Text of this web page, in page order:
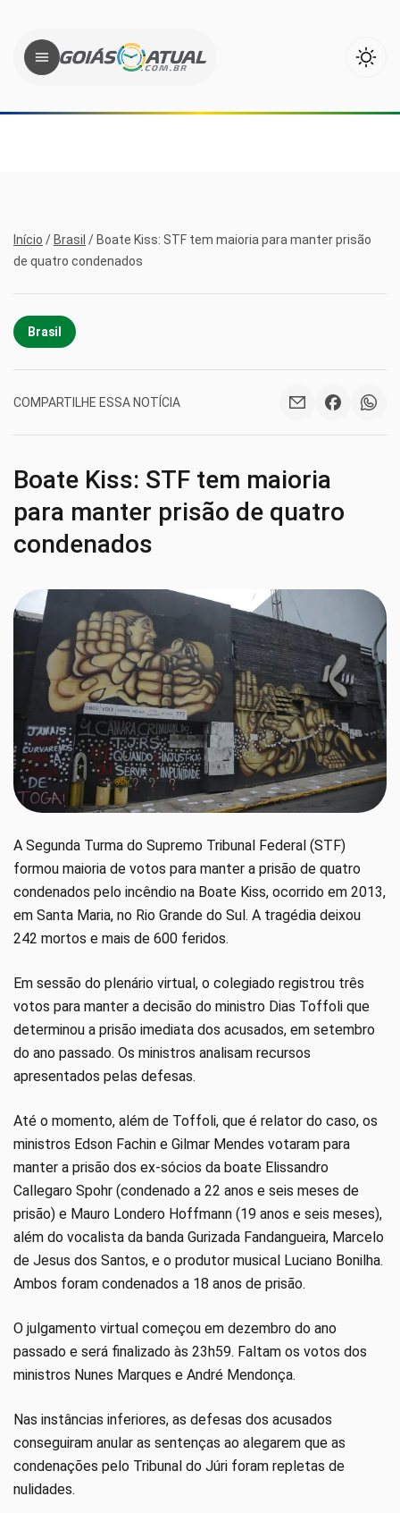
Início / Brasil / Boate Kiss: STF tem maioria para manter prisão
de quatro condenados
Brasil
COMPARTILHE ESSA NOTÍCIA
Boate Kiss: STF tem maioria
para manter prisão de quatro
condenados
A Segunda Turma do Supremo Tribunal Federal (STF)
formou maioria de votos para manter a prisão de quatro
condenados pelo incêndio na Boate Kiss, ocorrido em 2013,
em Santa Maria, no Rio Grande do Sul. A tragédia deixou
242 mortos e mais de 600 feridos.
Em sessão do plenário virtual, o colegiado registrou três
votos para manter a decisão do ministro Dias Toffoli que
determinou a prisão imediata dos acusados, em setembro
do ano passado. Os ministros analisam recursos
apresentados pelas defesas.
Até o momento, além de Toffoli, que é relator do caso, os
ministros Edson Fachin e Gilmar Mendes votaram para
manter a prisão dos ex-sócios da boate Elissandro
Callegaro Spohr (condenado a 22 anos e seis meses de
prisão) e Mauro Londero Hoffmann (19 anos e seis meses),
além do vocalista da banda Gurizada Fandangueira, Marcelo
de Jesus dos Santos, e o produtor musical Luciano Bonilha.
Ambos foram condenados a 18 anos de prisão.
O julgamento virtual começou em dezembro do ano
passado e será finalizado às 23h59. Faltam os votos dos
ministros Nunes Marques e André Mendonça.
Nas instâncias inferiores, as defesas dos acusados
conseguiram anular as sentenças ao alegarem que as
condenações pelo Tribunal do Júri foram repletas de
nulidades.